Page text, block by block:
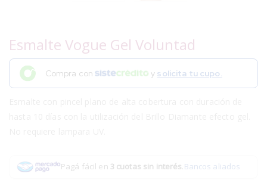
Esmalte Vogue Gel Voluntad
Compra con y solicita tu cupo.
Pagá fácil en 3 cuotas sin interés.Bancos aliados